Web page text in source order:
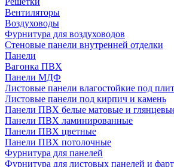
Вентиляторы
Воздуховоды
Фурнитура для воздуховодов
Стеновые панели внутренней отделки
Панели
Вагонка ПВХ
Панели МДФ
Листовые панели влагостойкие под
Листовые панели под кирпич и камень
Панели ПВХ белые матовые и
Панели ПВХ ламинированные
Панели ПВХ цветные
Панели ПВХ потолочные
Фурнитура для панелей
Фурнитура для листовых панелей и